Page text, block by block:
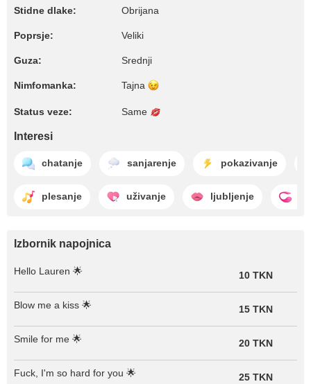
Stidne dlake: Obrijana
Poprsje: Veliki
Guza: Srednji
Nimfomanka: Tajna
Status veze: Same
Interesi
chatanje sanjarenje pokazivanje
plesanje uživanje ljubljenje
Izbornik napojnica
Hello Lauren 🌟 10 TKN
Blow me a kiss 🌟 15 TKN
Smile for me 🌟 20 TKN
Fuck, I'm so hard for you 🌟 25 TKN